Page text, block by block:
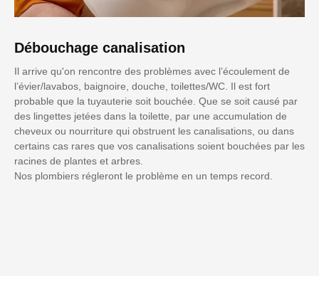
Débouchage canalisation
Il arrive qu'on rencontre des problèmes avec l’écoulement de
l’évier/lavabos, baignoire, douche, toilettes/WC. Il est fort
probable que la tuyauterie soit bouchée. Que se soit causé par
des lingettes jetées dans la toilette, par une accumulation de
cheveux ou nourriture qui obstruent les canalisations, ou dans
certains cas rares que vos canalisations soient bouchées par les
racines de plantes et arbres.
Nos plombiers régleront le problème en un temps record.